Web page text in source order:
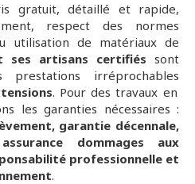
gratuit, détaillé et rapide,
respect des normes
utilisation de matériaux de
ses artisans certifiés sont
prestations irréprochables
. Pour des travaux en
les garanties nécessaires :
garantie décennale,
dommages aux
professionnelle et
.